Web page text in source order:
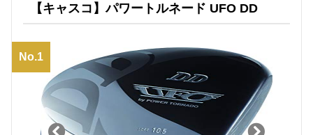
【キャスコ】パワートルネード UFO DD
No.1